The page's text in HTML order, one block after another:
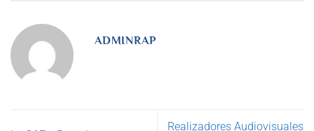
ADMINRAP
Realizadores Audiovisuales